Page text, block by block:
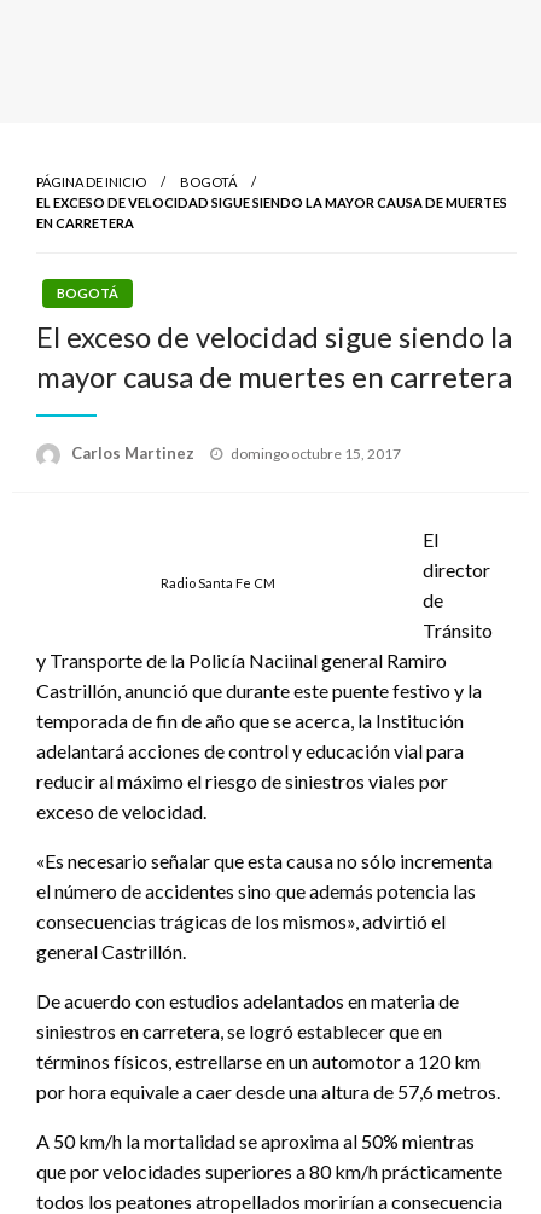
PÁGINA DE INICIO
BOGOTÁ
EL EXCESO DE VELOCIDAD SIGUE SIENDO LA MAYOR CAUSA DE MUERTES
EN CARRETERA
BOGOTÁ
El exceso de velocidad sigue siendo la
mayor causa de muertes en carretera
Carlos Martinez
Publicado
domingo octubre 15, 2017
Radio Santa Fe CM
El
director
de
Tránsito
y Transporte de la Policía Naciinal general Ramiro
Castrillón, anunció que durante este puente festivo y la
temporada de fin de año que se acerca, la Institución
adelantará acciones de control y educación vial para
reducir al máximo el riesgo de siniestros viales por
exceso de velocidad.
«Es necesario señalar que esta causa no sólo incrementa
el número de accidentes sino que además potencia las
consecuencias trágicas de los mismos», advirtió el
general Castrillón.
De acuerdo con estudios adelantados en materia de
siniestros en carretera, se logró establecer que en
términos físicos, estrellarse en un automotor a 120 km
por hora equivale a caer desde una altura de 57,6 metros.
A 50 km/h la mortalidad se aproxima al 50% mientras
que por velocidades superiores a 80 km/h prácticamente
todos los peatones atropellados morirían a consecuencia